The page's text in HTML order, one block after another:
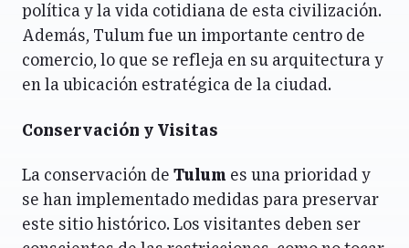
política y la vida cotidiana de esta civilización.
Además, Tulum fue un importante centro de
comercio, lo que se refleja en su arquitectura y
en la ubicación estratégica de la ciudad.
Conservación y Visitas
La conservación de Tulum es una prioridad y
se han implementado medidas para preservar
este sitio histórico. Los visitantes deben ser